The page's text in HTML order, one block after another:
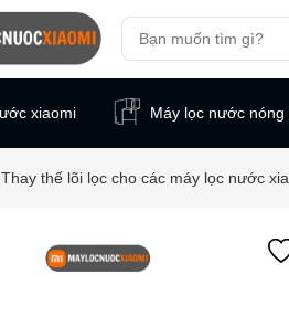
xiaomi Máy lọc nước nóng
Thay thế lõi lọc cho các máy lọc nước